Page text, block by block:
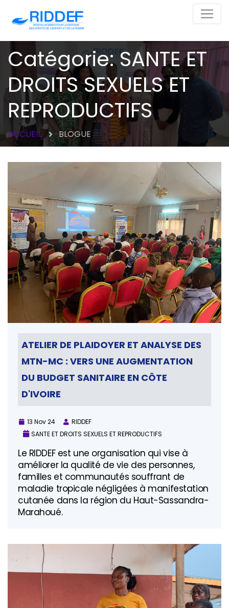
Catégorie: SANTE ET
DROITS SEXUELS ET
REPRODUCTIFS
ACCUEIL BLOGUE
ATELIER DE PLAIDOYER ET ANALYSE DES
MTN-MC : VERS UNE AUGMENTATION
DU BUDGET SANITAIRE EN CÔTE
D'IVOIRE
13 Nov 24
RIDDEF
SANTE ET DROITS SEXUELS ET REPRODUCTIFS
Le RIDDEF est une organisation qui vise à
améliorer la qualité de vie des personnes,
familles et communautés souffrant de
maladie tropicale négligées à manifestation
cutanée dans la région du Haut-Sassandra-
Marahoué.